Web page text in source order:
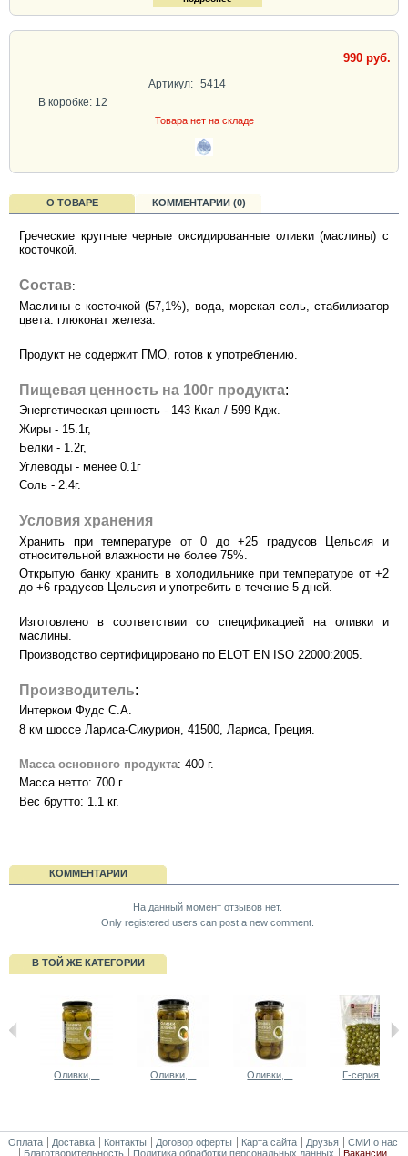
990 руб.
Артикул: 5414
В коробке: 12
Товара нет на складе
О ТОВАРЕ КОММЕНТАРИИ (0)
Греческие крупные черные оксидированные оливки (маслины) с
косточкой.
Состав:
Маслины с косточкой (57,1%), вода, морская соль, стабилизатор
цвета: глюконат железа.
Продукт не содержит ГМО, готов к употреблению.
Пищевая ценность на 100г продукта:
Энергетическая ценность - 143 Ккал / 599 Кдж.
Жиры - 15.1г,
Белки - 1.2г,
Углеводы - менее 0.1г
Соль - 2.4г.
Условия хранения
Хранить при температуре от 0 до +25 градусов Цельсия и
относительной влажности не более 75%.
Открытую банку хранить в холодильнике при температуре от +2
до +6 градусов Цельсия и употребить в течение 5 дней.
Изготовлено в соответствии со спецификацией на оливки и
маслины.
Производство сертифицировано по ELOT EN ISO 22000:2005.
Производитель:
Интерком Фудс С.А.
8 км шоссе Лариса-Сикурион, 41500, Лариса, Греция.
Масса основного продукта: 400 г.
Масса нетто: 700 г.
Вес брутто: 1.1 кг.
КОММЕНТАРИИ
На данный момент отзывов нет.
Only registered users can post a new comment.
В ТОЙ ЖЕ КАТЕГОРИИ
Оливки,... Оливки,... Оливки,... Г-серия....
Оплата Доставка Контакты Договор оферты Карта сайта Друзья
СМИ о нас
Благотворительность
Политика обработки персональных данных Вакансии